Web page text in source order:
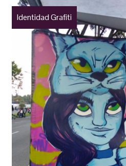
Identidad Grafiti